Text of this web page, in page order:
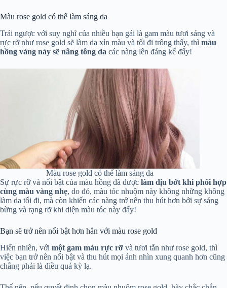
Màu rose gold có thể làm sáng da
Trái ngược với suy nghĩ của nhiều bạn gái là gam màu tươi sáng và
rực rỡ như rose gold sẽ làm da xỉn màu và tối đi trông thấy, thì màu
hồng vàng này sẽ nâng tông da các nàng lên đáng kể đấy!
Màu rose gold có thể làm sáng da
Sự rực rỡ và nổi bật của màu hồng đã được làm dịu bớt khi phối hợp
cùng màu vàng nhẹ, do đó, màu tóc nhuộm này không những không
làm da tối đi, mà còn khiến các nàng trở nên thu hút hơn bởi sự sáng
bừng và rạng rỡ khi diện màu tóc này đấy!
Bạn sẽ trở nên nổi bật hơn hẳn với màu rose gold
Hiển nhiên, với một gam màu rực rỡ và tươi tắn như rose gold, thì
việc bạn trở nên nổi bật và thu hút mọi ánh nhìn xung quanh hơn cũng
chẳng phải là điều quá kỳ lạ.